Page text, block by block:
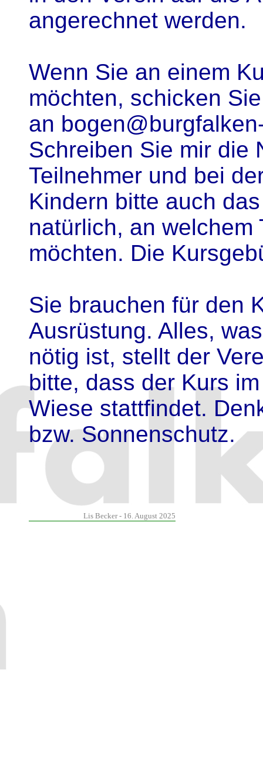
angerechnet werden.
Wenn Sie an einem
möchten, schicken
an
Schreiben Sie mir die
Teilnehmer und bei
Kindern bitte auch
natürlich, an welchem
möchten. Die
Sie brauchen für den
Ausrüstung. Alles,
nötig ist, stellt der
bitte, dass der Kurs
Wiese stattfindet.
bzw. Sonnenschutz.
Lis Becker - 16. August 2025